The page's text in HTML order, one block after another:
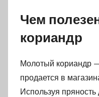
Чем
кориандр
Молотый кориандр
продается в
Используя